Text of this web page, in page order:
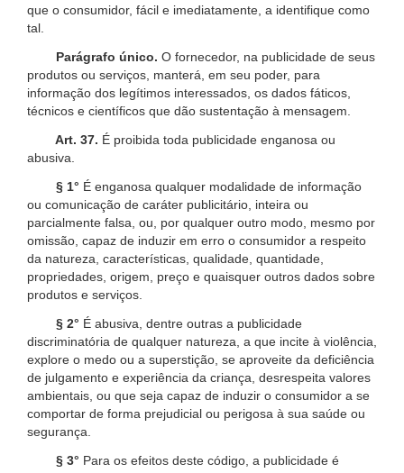
que o consumidor, fácil e imediatamente, a identifique como
tal.
Parágrafo único. O fornecedor, na publicidade de seus
produtos ou serviços, manterá, em seu poder, para
informação dos legítimos interessados, os dados fáticos,
técnicos e científicos que dão sustentação à mensagem.
Art. 37. É proibida toda publicidade enganosa ou
abusiva.
§ 1° É enganosa qualquer modalidade de informação
ou comunicação de caráter publicitário, inteira ou
parcialmente falsa, ou, por qualquer outro modo, mesmo por
omissão, capaz de induzir em erro o consumidor a respeito
da natureza, características, qualidade, quantidade,
propriedades, origem, preço e quaisquer outros dados sobre
produtos e serviços.
§ 2° É abusiva, dentre outras a publicidade
discriminatória de qualquer natureza, a que incite à violência,
explore o medo ou a superstição, se aproveite da deficiência
de julgamento e experiência da criança, desrespeita valores
ambientais, ou que seja capaz de induzir o consumidor a se
comportar de forma prejudicial ou perigosa à sua saúde ou
segurança.
§ 3° Para os efeitos deste código, a publicidade é